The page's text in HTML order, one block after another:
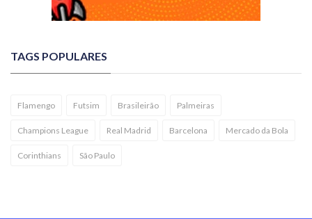
TAGS POPULARES
Flamengo Futsim Brasileirão Palmeiras
Champions League Real Madrid Barcelona Mercado da Bola
Corinthians São Paulo